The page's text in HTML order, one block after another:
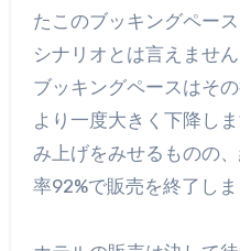
たこのブッキングペー
シナリオとは言えませ
ブッキングペースはそ
より一度大きく下降し
み上げをみせるものの
率92%で販売を終了しま